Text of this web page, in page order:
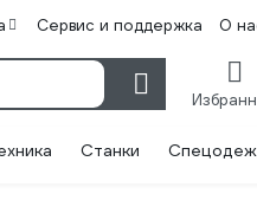
Сервис и поддержка О
Станки